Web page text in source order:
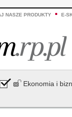
NASZE PRODUKTY E-
Ekonomia i